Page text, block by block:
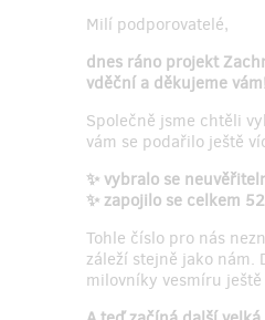
Milí podporovatelé,
dnes ráno projekt
vděční a děkujeme
Společně jsme chtěli
vám se podařilo ještě
✨ vybralo se
✨ zapojilo se celkem
Tohle číslo pro nás
záleží stejně jako
milovníky vesmíru